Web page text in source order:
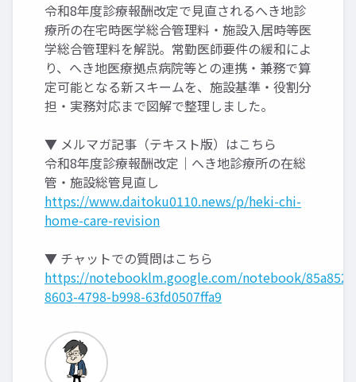
令和8年度診療報酬改定で見直されるへき地診
療所の在宅時医学総合管理料・施設入居時等医
学総合管理料を解説。常勤医師要件の緩和によ
り、へき地医療拠点病院等との連携・兼務で算
定可能となる新スキームを、施設基準・役割分
担・実務対応まで図解で整理しました。
▼ メルマガ記事（テキスト版）はこちら
令和8年度診療報酬改定｜へき地診療所の在総
管・施設総管見直し
https://www.daitoku0110.news/p/heki-chi-
home-care-revision
▼ チャットでの質問はこちら
https://notebooklm.google.com/notebook/
8603-4798-b998-63fd0507ffa9